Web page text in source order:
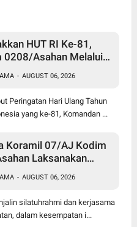
HUT RI Ke-81,
0208/Asahan Melalui
Kantor Kemenag
- AUGUST 06, 2026
Peringatan Hari Ulang Tahun
yang ke-81, Komandan ...
Koramil 07/AJ Kodim
Laksanakan
Kesehatan Di
- AUGUST 06, 2026
silatuhrahmi dan kerjasama
dalam kesempatan i...